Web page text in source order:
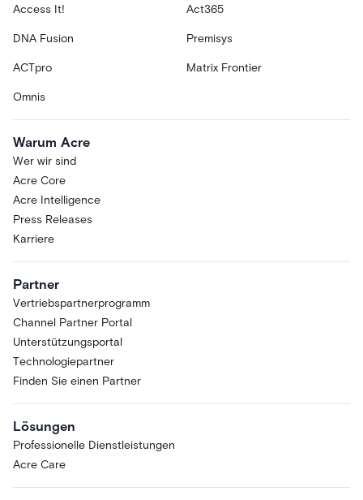
Access It!
Act365
DNA Fusion Premisys
ACTpro Matrix Frontier
Omnis
Warum Acre
Wer wir sind
Acre Core
Acre Intelligence
Press Releases
Karriere
Partner
Vertriebspartnerprogramm
Channel Partner Portal
Unterstützungsportal
Technologiepartner
Finden Sie einen Partner
Lösungen
Professionelle Dienstleistungen
Acre Care